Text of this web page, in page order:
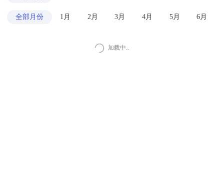
全部月份 1月 2月 3月 4月 5月 6月
加载中..